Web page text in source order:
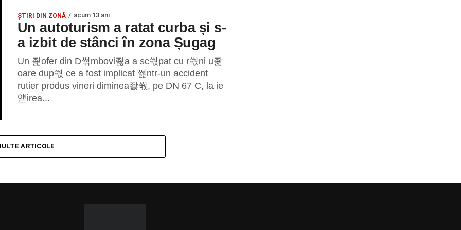
ȘTIRI DIN ZONĂ acum 13 ani
Un autoturism a ratat curba și s-
a izbit de stânci în zona Șugag
Un 좙ofer din D쎢mbovi좛a a sc쒃pat cu r쒃ni u좙
oare dup쒃 ce a fost implicat 쎮ntr-un accident
rutier produs vineri diminea좛쒃, pe DN 67 C, la ie
얟irea...
ARTICOLE